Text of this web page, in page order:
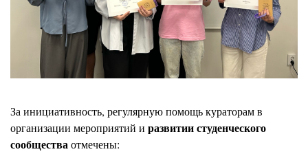
За инициативность, регулярную помощь кураторам в
организации мероприятий и развитии студенческого
сообществаотмечены: